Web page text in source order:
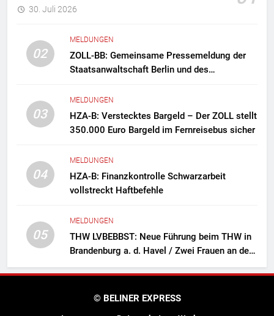
30. Juli 2026
02
MELDUNGEN
ZOLL-BB: Gemeinsame Pressemeldung der
Staatsanwaltschaft Berlin und des
Zollfahndung hebt mutmaßliches
Drogenlabor aus
03
MELDUNGEN
HZA-B: Verstecktes Bargeld – Der ZOLL stellt
350.000 Euro Bargeld im Fernreisebus sicher
04
MELDUNGEN
HZA-B: Finanzkontrolle Schwarzarbeit
vollstreckt Haftbefehle
05
MELDUNGEN
THW LVBEBBST: Neue Führung beim THW in
Brandenburg a. d. Havel / Zwei Frauen an der
Spitze des Ortsverbands
© BELINER EXPRESS